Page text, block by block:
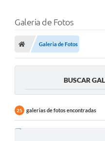
Galeria de Fotos
Galeria de Fotos
BUSCAR
25 galerias de fotos encontradas